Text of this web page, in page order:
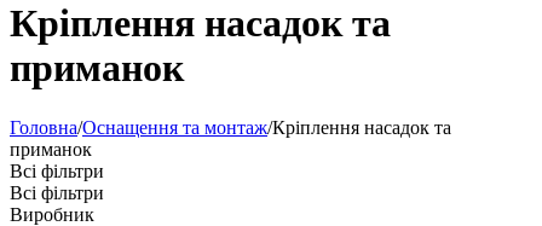
Кріплення насадок та
приманок
Головна/Оснащення та монтаж/Кріплення насадок та
приманок
Всі фільтри
Всі фільтри
Виробник